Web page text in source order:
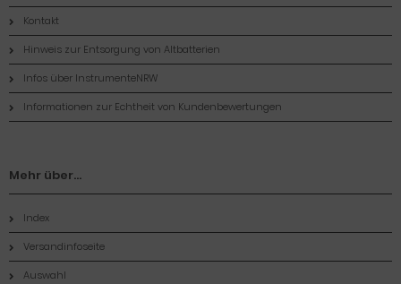
Kontakt
Hinweis zur Entsorgung von Altbatterien
Infos über InstrumenteNRW
Informationen zur Echtheit von Kundenbewertungen
Mehr über...
Index
Versandinfoseite
Auswahl